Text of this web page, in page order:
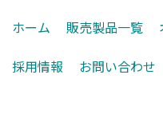
ホーム 販売製品一覧
採用情報 お問い合わせ